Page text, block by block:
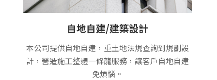
自地自建/建築設計
本公司提供自地自建，重土地法規查詢到規劃設
計，營造施工整體一條龍服務，讓客戶自地自建
免煩惱。